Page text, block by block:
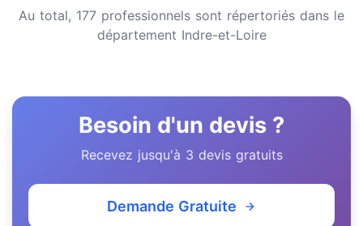
Au total, 177 professionnels sont répertoriés dans le
département Indre-et-Loire
Besoin d'un devis ?
Recevez jusqu'à 3 devis gratuits
Demande Gratuite